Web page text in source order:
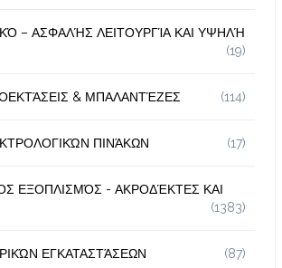
– ΑΣΦΑΛΉΣ ΛΕΙΤΟΥΡΓΊΑ ΚΑΙ ΥΨΗΛΉ
(19)
& ΜΠΑΛΑΝΤΈΖΕΣ (114)
ΠΙΝΆΚΩΝ (17)
ΕΞΟΠΛΙΣΜΌΣ - ΑΚΡΟΔΈΚΤΕΣ ΚΑΙ
(1383)
ΕΓΚΑΤΑΣΤΆΣΕΩΝ (87)